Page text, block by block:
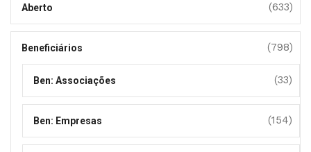
Aberto (633)
Beneficiários (798)
Ben: Associações (33)
Ben: Empresas (154)